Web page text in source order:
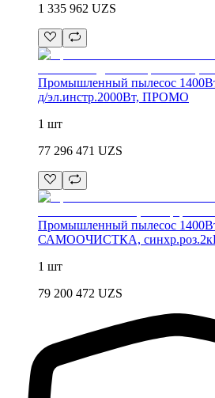
1 335 962 UZS
Промышленный пылесос
д/эл.инстр.2000Вт, ПРОМО
1 шт
77 296 471 UZS
Промышленный пылесос
САМООЧИСТКА,
1 шт
79 200 472 UZS